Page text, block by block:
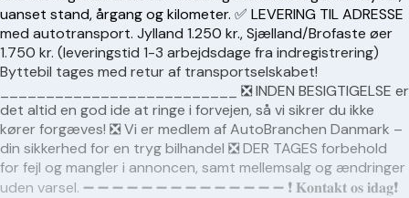
uanset stand, årgang og kilometer. ✅ LEVERING TIL ADRESSE
med autotransport. Jylland 1.250 kr., Sjælland/Brofaste øer
1.750 kr. (leveringstid 1-3 arbejdsdage fra indregistrering)
Byttebil tages med retur af transportselskabet!
__________________________ ❎ INDEN BESIGTIGELSE er
det altid en god ide at ringe i forvejen, så vi sikrer du ikke
kører forgæves! ❎ Vi er medlem af AutoBranchen Danmark –
din sikkerhed for en tryg bilhandel ❎ DER TAGES forbehold
for fejl og mangler i annoncen, samt mellemsalg og ændringer
uden varsel. ➖ ➖ ➖ ➖ ➖ ➖ ➖ ➖ ➖ ➖ ➖ ➖ ➖ ➖ ❗️ 𝐊𝐨𝐧𝐭𝐚𝐤𝐭 𝐨𝐬 𝐢𝐝𝐚𝐠❗️